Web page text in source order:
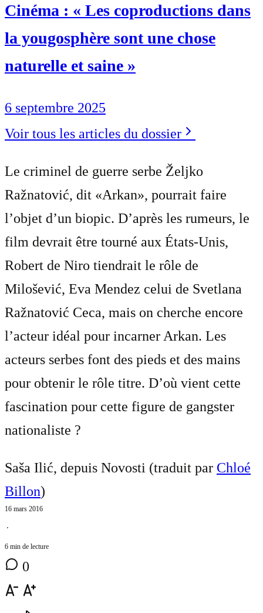
Cinéma : « Les coproductions dans
la yougosphère sont une chose
naturelle et saine »
6 septembre 2025
Voir tous les articles du dossier
Le criminel de guerre serbe Željko
Ražnatović, dit «Arkan», pourrait faire
l’objet d’un biopic. D’après les rumeurs, le
film devrait être tourné aux États-Unis,
Robert de Niro tiendrait le rôle de
Milošević, Eva Mendez celui de Svetlana
Ražnatović Ceca, mais on cherche encore
l’acteur idéal pour incarner Arkan. Les
acteurs serbes font des pieds et des mains
pour obtenir le rôle titre. D’où vient cette
fascination pour cette figure de gangster
nationaliste ?
Saša Ilić, depuis Novosti (traduit par Chloé
Billon)
16 mars 2016
⋅
6 min de lecture
0